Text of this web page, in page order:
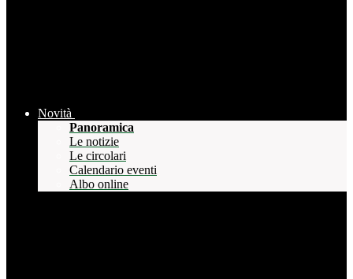
Novità
Panoramica
Le notizie
Le circolari
Calendario eventi
Albo online